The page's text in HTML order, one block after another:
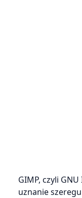
GIMP, czyli
uznanie